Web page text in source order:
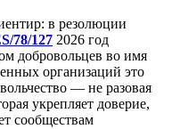
в резолюции
78/127 2026 год
добровольцев во имя
организаций это
— не разовая
укрепляет доверие,
сообществам